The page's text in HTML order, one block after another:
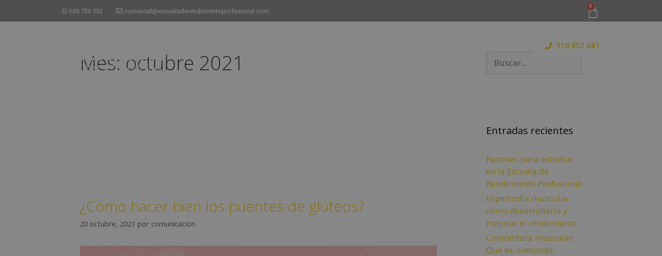
636 736 532 comercial@escueladerendimientoprofesional.com
910 052 681
EMPLEO Y ESTANCIAS FORMATIVAS
Mes: octubre 2021
¿Cómo hacer bien los puentes de glúteos?
20 octubre, 2021 por comunicacion
Entradas recientes
Razones para estudiar
en la Escuela de
Rendimiento Profesional
Hipertrofia muscular:
cómo desarrollarla y
mejorar el rendimiento
Contractura muscular:
Qué es, síntomas,